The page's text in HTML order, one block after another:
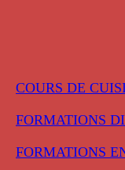
COURS DE
FORMATIONS
FORMATIONS